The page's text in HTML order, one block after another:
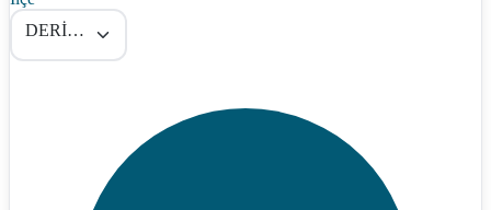
DERİNKUYU